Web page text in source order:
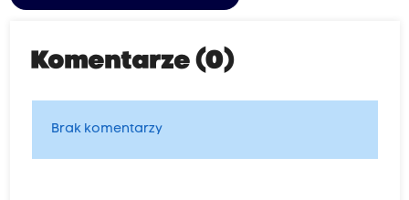
Komentarze (0)
Brak komentarzy